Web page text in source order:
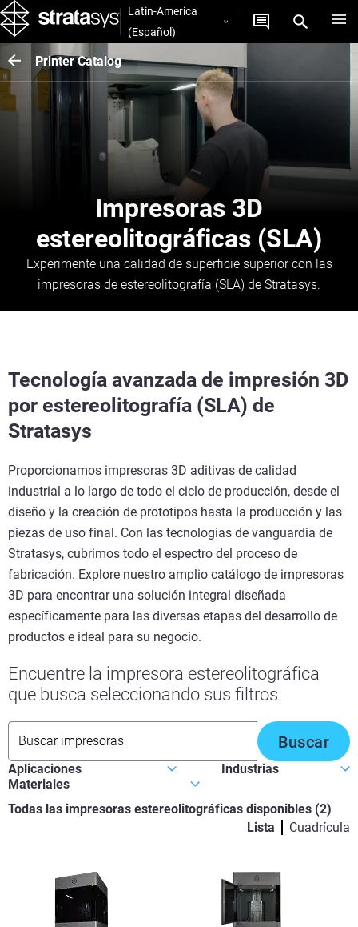
Latin-America
(Español)
Printer Catalog
Impresoras 3D
estereolitográficas (SLA)
Experimente una calidad de superficie superior con las
impresoras de estereolitografía (SLA) de Stratasys.
Tecnología avanzada de impresión 3D
por estereolitografía (SLA) de
Stratasys
Proporcionamos impresoras 3D aditivas de calidad
industrial a lo largo de todo el ciclo de producción, desde el
diseño y la creación de prototipos hasta la producción y las
piezas de uso final. Con las tecnologías de vanguardia de
Stratasys, cubrimos todo el espectro del proceso de
fabricación. Explore nuestro amplio catálogo de impresoras
3D para encontrar una solución integral diseñada
específicamente para las diversas etapas del desarrollo de
productos e ideal para su negocio.
Encuentre la impresora estereolitográfica
que busca seleccionando sus filtros
Buscar
Todas las impresoras estereolitográficas disponibles (2)
Lista
Cuadrícula